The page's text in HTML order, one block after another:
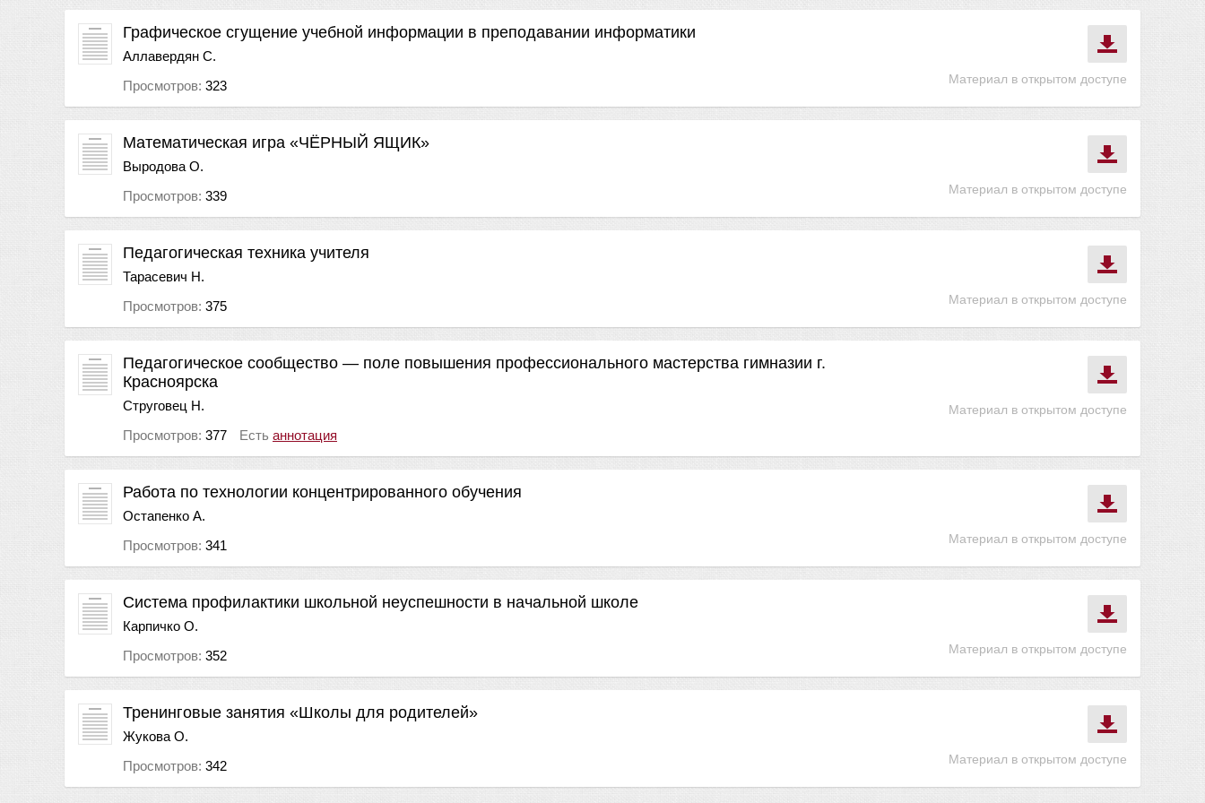
Материал в открытом доступе
Графическое сгущение учебной информации в преподавании информатики
Аллавердян С.
Просмотров: 323
Материал в открытом доступе
Математическая игра «ЧЁРНЫЙ ЯЩИК»
Выродова О.
Просмотров: 339
Материал в открытом доступе
Педагогическая техника учителя
Тарасевич Н.
Просмотров: 375
Материал в открытом доступе
Педагогическое сообщество — поле повышения профессионального мастерства гимназии г.
Красноярска
Струговец Н.
Просмотров: 377 Есть аннотация
Материал в открытом доступе
Работа по технологии концентрированного обучения
Остапенко А.
Просмотров: 341
Материал в открытом доступе
Система профилактики школьной неуспешности в начальной школе
Карпичко О.
Просмотров: 352
Материал в открытом доступе
Тренинговые занятия «Школы для родителей»
Жукова О.
Просмотров: 342